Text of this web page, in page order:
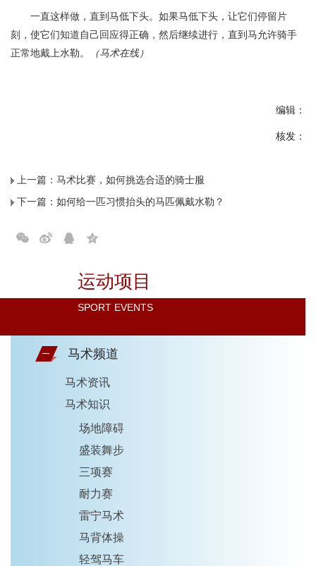
运动项目
SPORT EVENTS
马术频道
马术资讯
马术知识
场地障碍
盛装舞步
三项赛
耐力赛
雷宁马术
马背体操
轻驾马车
一直这样做，直到马低下头。如果马低下头，让它们停留片
刻，使它们知道自己回应得正确，然后继续进行，直到马允许骑手
正常地戴上水勒。
（马术在线）
编辑：
核发：
上一篇： 马术比赛，如何挑选合适的骑士服
下一篇： 如何给一匹习惯抬头的马匹佩戴水勒？